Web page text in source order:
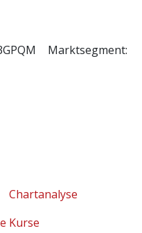
Marktsegment:
Chartanalyse
Kurse